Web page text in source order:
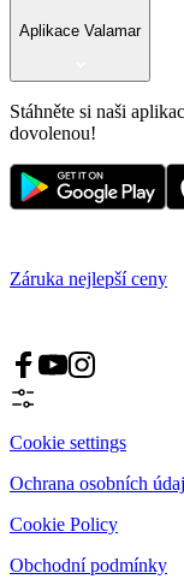
Aplikace Valamar
Stáhněte si naši
dovolenou!
Záruka nejlepší ceny
Cookie settings
Ochrana osobních
Cookie Policy
Obchodní podmínky